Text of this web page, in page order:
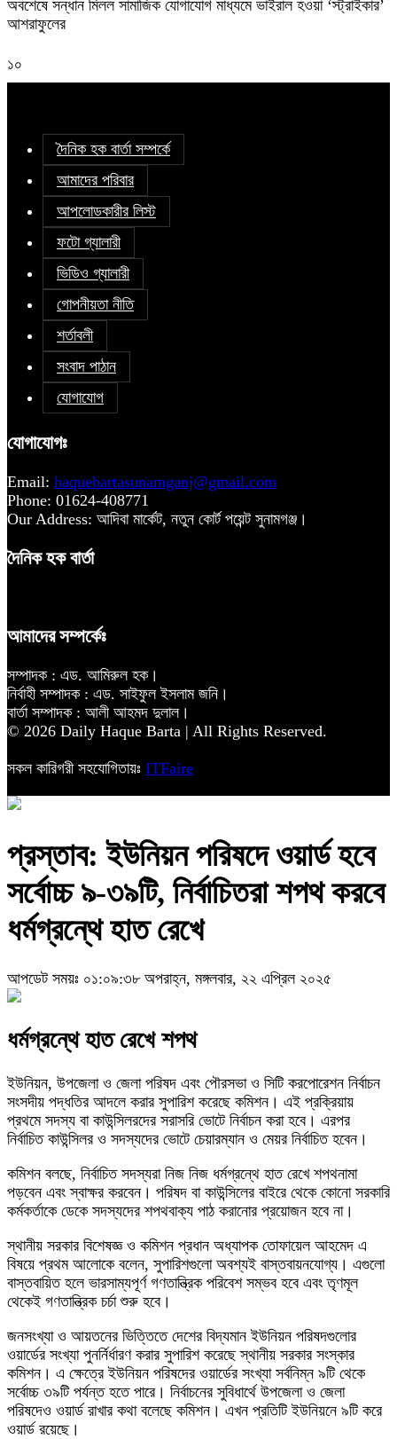
অবশেষে সন্ধান মিলল সামাজিক যোগাযোগ মাধ্যমে ভাইরাল হওয়া ‘স্ট্রাইকার’
আশরাফুলের
১০
দৈনিক হক বার্তা সম্পর্কে
আমাদের পরিবার
আপলোডকারীর লিস্ট
ফটো গ্যালারী
ভিডিও গ্যালারী
গোপনীয়তা নীতি
শর্তাবলী
সংবাদ পাঠান
যোগাযোগ
যোগাযোগঃ
Email: haquebartasunamganj@gmail.com
Phone: 01624-408771
Our Address: আদিবা মার্কেট, নতুন কোর্ট পয়েন্ট সুনামগঞ্জ।
দৈনিক হক বার্তা
আমাদের সম্পর্কেঃ
সম্পাদক : এড. আমিরুল হক।
নির্বাহী সম্পাদক : এড. সাইফুল ইসলাম জনি।
বার্তা সম্পাদক : আলী আহমদ দুলাল।
© 2026 Daily Haque Barta | All Rights Reserved.
সকল কারিগরী সহযোগিতায়ঃ ITFaire
প্রস্তাব: ইউনিয়ন পরিষদে ওয়ার্ড হবে
সর্বোচ্চ ৯-৩৯টি, নির্বাচিতরা শপথ করবে
ধর্মগ্রন্থে হাত রেখে
আপডেট সময়ঃ ০১:০৯:৩৮ অপরাহ্ন, মঙ্গলবার, ২২ এপ্রিল ২০২৫
ধর্মগ্রন্থে হাত রেখে শপথ
ইউনিয়ন, উপজেলা ও জেলা পরিষদ এবং পৌরসভা ও সিটি করপোরেশন নির্বাচন
সংসদীয় পদ্ধতির আদলে করার সুপারিশ করেছে কমিশন। এই প্রক্রিয়ায়
প্রথমে সদস্য বা কাউন্সিলরদের সরাসরি ভোটে নির্বাচন করা হবে। এরপর
নির্বাচিত কাউন্সিলর ও সদস্যদের ভোটে চেয়ারম্যান ও মেয়র নির্বাচিত হবেন।
কমিশন বলছে, নির্বাচিত সদস্যরা নিজ নিজ ধর্মগ্রন্থে হাত রেখে শপথনামা
পড়বেন এবং স্বাক্ষর করবেন। পরিষদ বা কাউন্সিলের বাইরে থেকে কোনো সরকারি
কর্মকর্তাকে ডেকে সদস্যদের শপথবাক্য পাঠ করানোর প্রয়োজন হবে না।
স্থানীয় সরকার বিশেষজ্ঞ ও কমিশন প্রধান অধ্যাপক তোফায়েল আহমেদ এ
বিষয়ে প্রথম আলোকে বলেন, সুপারিশগুলো অবশ্যই বাস্তবায়নযোগ্য। এগুলো
বাস্তবায়িত হলে ভারসাম্যপূর্ণ গণতান্ত্রিক পরিবেশ সম্ভব হবে এবং তৃণমূল
থেকেই গণতান্ত্রিক চর্চা শুরু হবে।
জনসংখ্যা ও আয়তনের ভিত্তিতে দেশের বিদ্যমান ইউনিয়ন পরিষদগুলোর
ওয়ার্ডের সংখ্যা পুনর্নির্ধারণ করার সুপারিশ করেছে স্থানীয় সরকার সংস্কার
কমিশন। এ ক্ষেত্রে ইউনিয়ন পরিষদের ওয়ার্ডের সংখ্যা সর্বনিম্ন ৯টি থেকে
সর্বোচ্চ ৩৯টি পর্যন্ত হতে পারে। নির্বাচনের সুবিধার্থে উপজেলা ও জেলা
পরিষদেও ওয়ার্ড রাখার কথা বলেছে কমিশন। এখন প্রতিটি ইউনিয়নে ৯টি করে
ওয়ার্ড রয়েছে।